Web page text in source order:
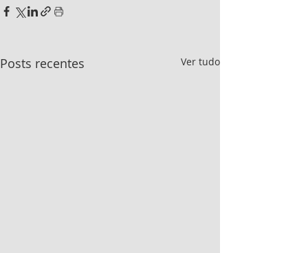
Posts recentes Ver tudo